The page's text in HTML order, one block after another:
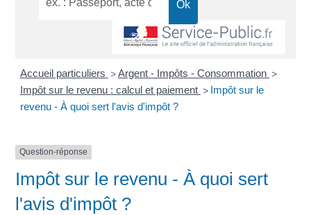
Accueil particuliers >Argent - Impôts - Consommation >
Impôt sur le revenu : calcul et paiement > Impôt sur le
revenu - À quoi sert l'avis d'impôt ?
Question-réponse
Impôt sur le revenu - À quoi sert
l'avis d'impôt ?